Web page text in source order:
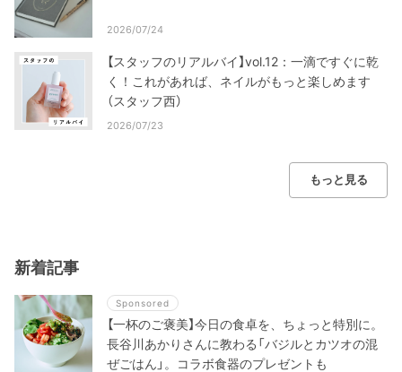
2026/07/24
【スタッフのリアルバイ】vol.12：一滴ですぐに乾
く！これがあれば、ネイルがもっと楽しめます
（スタッフ西）
2026/07/23
もっと見る
新着記事
Sponsored
【一杯のご褒美】今日の食卓を、ちょっと特別に。
長谷川あかりさんに教わる「バジルとカツオの混
ぜごはん」。コラボ食器のプレゼントも